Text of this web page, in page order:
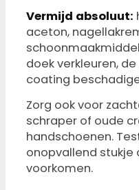
Vermijd absoluut:
aceton,
doek verkleuren,
coating
Zorg ook voor
schraper of oude
handschoenen.
onopvallend stukje
voorkomen.